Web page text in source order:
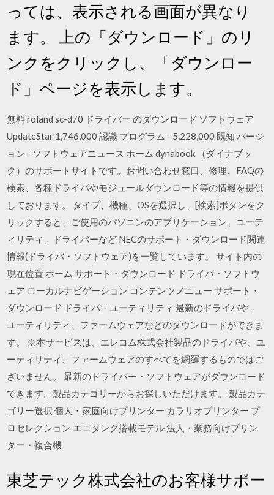
っては、表示される画面が異なり
ます。 上の「ダウンロード」のリ
ンクをクリックし、「ダウンロー
ド」ページを表示します。
無料 roland sc-d70 ドライバー のダウンロード ソフトウェア
UpdateStar 1,746,000 認識 プログラム - 5,228,000 既知 バージ
ョン - ソフトウェアニュース ホーム dynabook （ダイナブッ
ク）のサポートサイトです。お問い合わせ窓口、修理、FAQの
検索、各種ドライバやモジュールダウンロード等の情報を提供
しております。 タイプ、機種、OSを選択し、[検索]ボタンをク
リックすると、ご使用のパソコンのアプリケーション、ユーテ
ィリティ、ドライバーなど NECのサポート・ダウンロード関連
情報(ドライバ・ソフトウェア)を一覧しています。 サイト内の
現在位置 ホーム サポート・ダウンロード ドライバ・ソフトウ
ェア ローカルナビゲーション コンテンツメニュー サポート・
ダウンロード ドライバ・ユーティリティ 最新のドライバや、
ユーティリティ、ファームウェアなどのダウンロードができま
す。 ※本サービスは、エレコム株式会社製品のドライバや、ユ
ーティリティ、ファームウェアのすべてを網羅するものではご
ざいません。 最新のドライバー・ソフトウェアがダウンロード
できます。製品カテゴリーからお探しいただけます。 製品カテ
ゴリー選択 個人・家庭向けプリンター カラリオプリンター プ
ロセレクション エコタンク搭載モデル 法人・業務向けプリン
ター・複合機
東芝テック株式会社のお客様サポー